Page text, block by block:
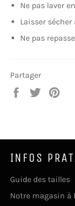
Ne pas laver
Laisser sécher
Ne pas
Partager
PartagerTweeter
INFOS
Guide des tailles
Notre magasin